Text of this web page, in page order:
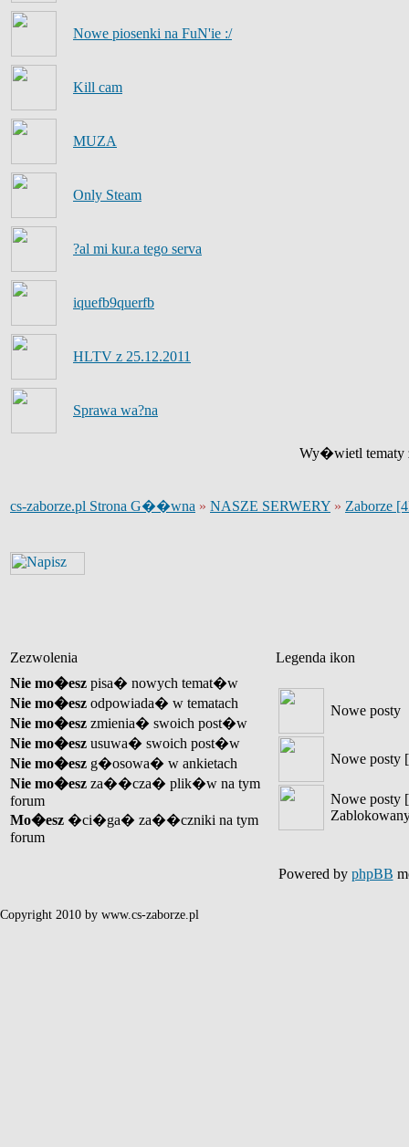
Nowe piosenki na FuN'ie :/
Kill cam
MUZA
Only Steam
?al mi kur.a tego serva
iquefb9querfb
HLTV z 25.12.2011
Sprawa wa?na
Wy�wietl tematy
cs-zaborze.pl Strona G��wna » NASZE SERWERY » Zaborze
Zezwolenia
Legenda ikon
Nie mo�esz pisa� nowych temat�w
Nie mo�esz odpowiada� w tematach
Nie mo�esz zmienia� swoich post�w
Nie mo�esz usuwa� swoich post�w
Nie mo�esz g�osowa� w ankietach
Nie mo�esz za��cza� plik�w na tym
forum
Mo�esz �ci�ga� za��czniki na tym
forum
Nowe posty
Nowe posty
Nowe posty [
Powered by phpBB
Copyright 2010 by www.cs-zaborze.pl